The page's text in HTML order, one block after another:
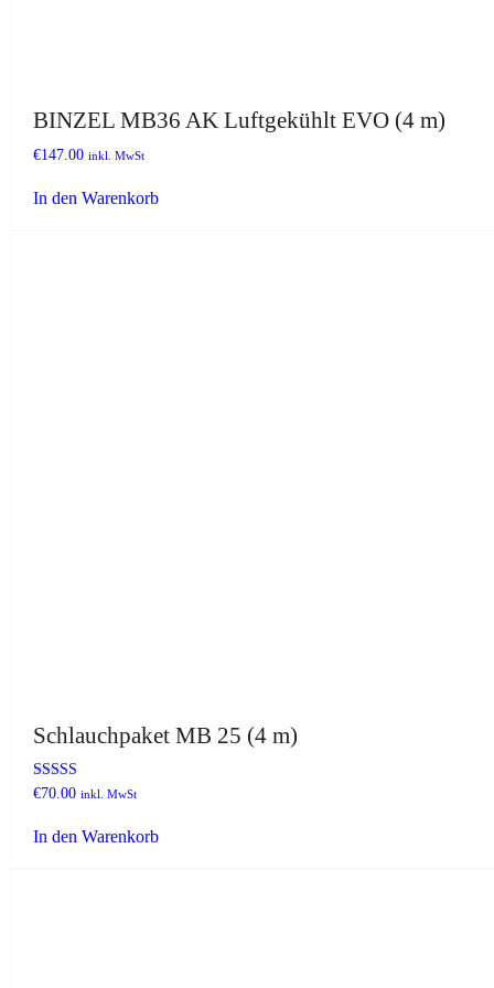
BINZEL MB36 AK Luftgekühlt EVO (4 m)
€147.00 inkl. MwSt
In den Warenkorb
Schlauchpaket MB 25 (4 m)
Bewertet mit
€70.00 inkl. MwSt
In den Warenkorb